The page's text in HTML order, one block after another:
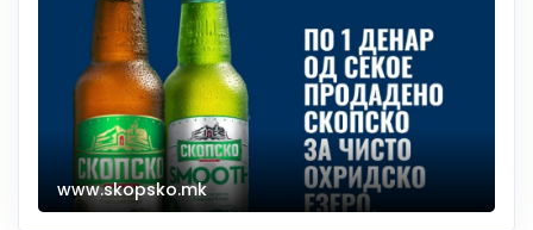
www.skopsko.mk